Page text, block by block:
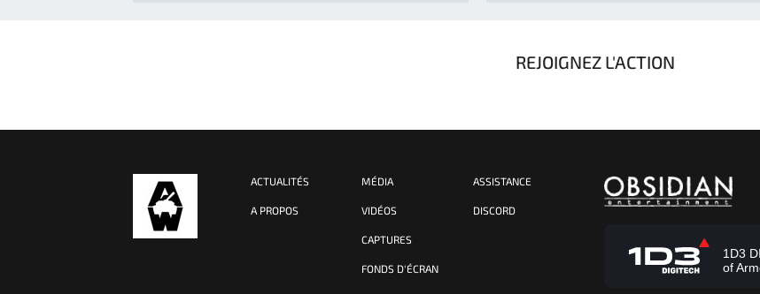
REJOIGNEZ L'ACTION
ACTUALITÉS
A PROPOS
MÉDIA
VIDÉOS
CAPTURES
FONDS D'ÉCRAN
ASSISTANCE
DISCORD
1D3
of